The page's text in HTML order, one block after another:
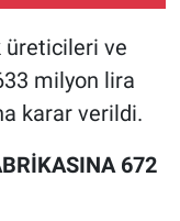
üreticileri ve
milyon lira
karar verildi.
672